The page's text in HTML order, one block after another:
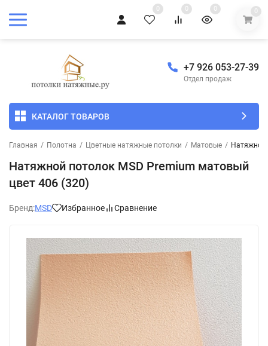
0 0 0 0
+7 926 053-27-39
Отдел продаж
КАТАЛОГ ТОВАРОВ
Главная / Полотна / Цветные натяжные потолки / Матовые / Натяжной
Натяжной потолок MSD Premium матовый
цвет 406 (320)
Бренд:MSD Избранное Сравнение